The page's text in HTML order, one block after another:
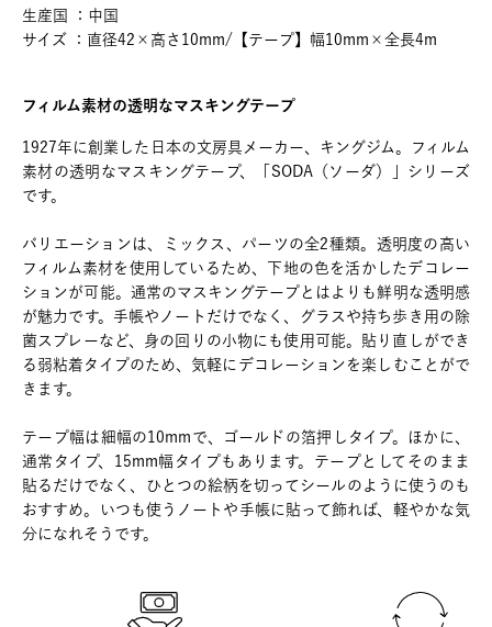
生産国 ：中国
サイズ ：直径42×高さ10mm/【テープ】幅10mm×全長4m
フィルム素材の透明なマスキングテープ
1927年に創業した日本の文房具メーカー、キングジム。フィルム
素材の透明なマスキングテープ、「SODA（ソーダ）」シリーズ
です。
バリエーションは、ミックス、パーツの全2種類。透明度の高い
フィルム素材を使用しているため、下地の色を活かしたデコレー
ションが可能。通常のマスキングテープとはよりも鮮明な透明感
が魅力です。手帳やノートだけでなく、グラスや持ち歩き用の除
菌スプレーなど、身の回りの小物にも使用可能。貼り直しができ
る弱粘着タイプのため、気軽にデコレーションを楽しむことがで
きます。
テープ幅は細幅の10mmで、ゴールドの箔押しタイプ。ほかに、
通常タイプ、15mm幅タイプもあります。テープとしてそのまま
貼るだけでなく、ひとつの絵柄を切ってシールのように使うのも
おすすめ。いつも使うノートや手帳に貼って飾れば、軽やかな気
分になれそうです。